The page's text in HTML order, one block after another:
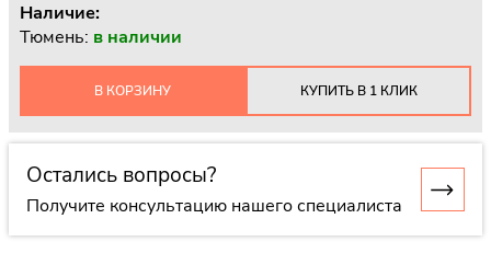
Наличие:
Тюмень: в наличии
В КОРЗИНУ КУПИТЬ В 1 КЛИК
Остались вопросы?
Получите консультацию нашего специалиста